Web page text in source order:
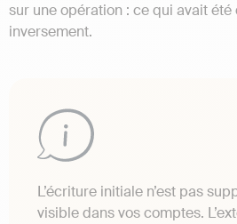
sur une opération : ce qui avait
inversement.
L’écriture initiale n’est pas
visible dans vos comptes.